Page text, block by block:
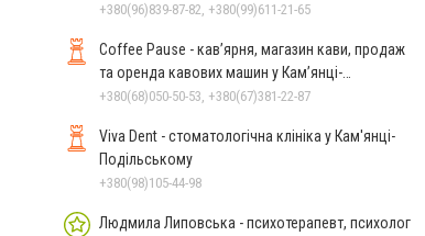
+380(96)839-87-82, +380(99)611-21-65
Coffee Pause - кав’ярня, магазин кави, продаж
та оренда кавових машин у Кам’янці-
Подільському
+380(68)050-50-53, +380(67)381-22-87
Viva Dent - стоматологічна клініка у Кам'янці-
Подільському
+380(98)105-44-98
Людмила Липовська - психотерапевт, психолог